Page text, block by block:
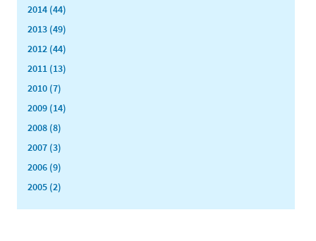
2014 (44)
2013 (49)
2012 (44)
2011 (13)
2010 (7)
2009 (14)
2008 (8)
2007 (3)
2006 (9)
2005 (2)